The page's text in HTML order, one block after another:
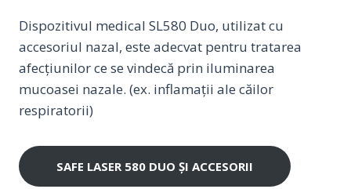
Dispozitivul medical SL580 Duo, utilizat cu
accesoriul nazal, este adecvat pentru tratarea
afecțiunilor ce se vindecă prin iluminarea
mucoasei nazale. (ex. inflamații ale căilor
respiratorii)
SAFE LASER 580 DUO ȘI ACCESORII